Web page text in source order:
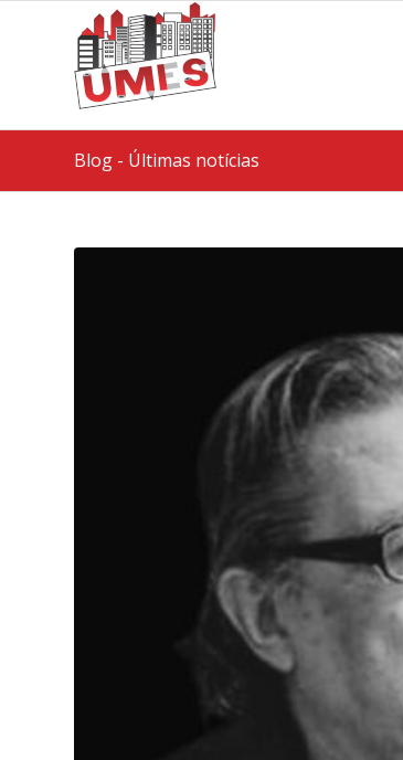
Blog - Últimas notícias